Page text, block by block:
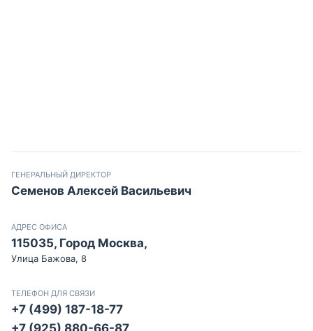
ГЕНЕРАЛЬНЫЙ ДИРЕКТОР
Семенов Алексей Васильевич
АДРЕС ОФИСА
115035, Город Москва,
Улица Бажова, 8
ТЕЛЕФОН ДЛЯ СВЯЗИ
+7 (499) 187-18-77
+7 (925) 880-66-87